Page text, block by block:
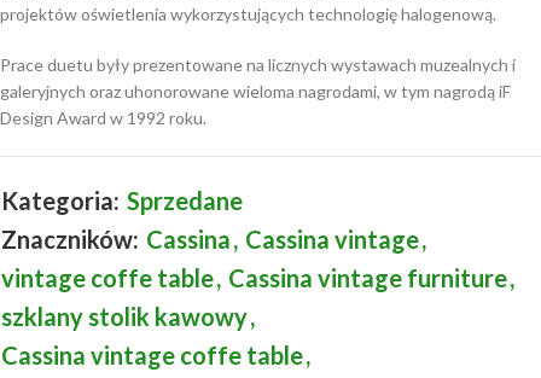
projektów oświetlenia wykorzystujących technologię halogenową.
Prace duetu były prezentowane na licznych wystawach muzealnych i
galeryjnych oraz uhonorowane wieloma nagrodami, w tym nagrodą iF
Design Award w 1992 roku.
Kategoria: Sprzedane
Znaczników: Cassina, Cassina vintage,
vintage coffe table, Cassina vintage furniture,
szklany stolik kawowy,
Cassina vintage coffe table,